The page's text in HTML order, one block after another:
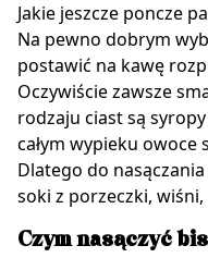
Jakie jeszcze poncze
Na pewno dobrym
postawić na kawę
Oczywiście zawsze
rodzaju ciast są
całym wypieku owoce
Dlatego do
soki z porzeczki,
Czym nasączyć